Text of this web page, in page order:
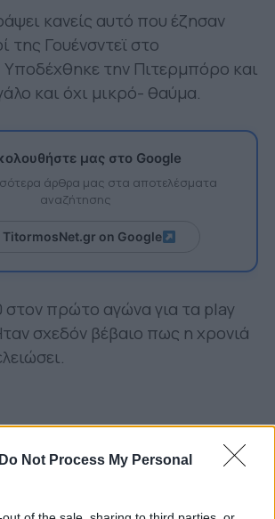
Do Not Process My Personal
κανείς αυτό που έζησαν
της Γουένσντεϊ στο
την Πιτερμπόρο και
και όχι μικρό- θαύμα.
μας στο Google
άρθρα μας στα αποτελέσματα
αναζήτησης
TitormosNet.gr on Google
στον πρώτο αγώνα για τα play
σχεδόν βέβαιο πως η χρονιά
με συνολικό σκορ 5-1,
το εισιτήριο για τον τελικό